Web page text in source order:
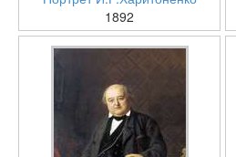
1892